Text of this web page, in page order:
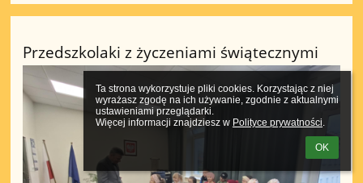
Ta strona wykorzystuje pliki cookies. Korzystając z niej
wyrażasz zgodę na ich używanie, zgodnie z aktualnymi
ustawieniami przeglądarki.
Więcej informacji znajdziesz w Polityce prywatności.
OK
Przedszkolaki z życzeniami świątecznymi